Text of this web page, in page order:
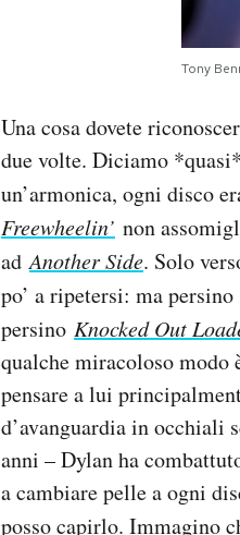
Tony
Una cosa dovete
due volte. Diciamo
un’armonica, ogni disco
Freewheelin’ non
adAnother Side. Solo
po’ a ripetersi: ma persino
persino Knocked Out
qualche miracoloso modo
pensare a lui
d’avanguardia in
anni – Dylan ha
a cambiare pelle a ogni
posso capirlo. Immagino